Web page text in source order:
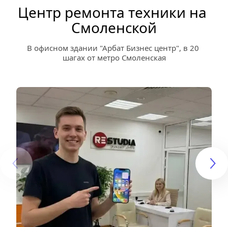
Центр ремонта техники на
Смоленской
В офисном здании "Арбат Бизнес центр", в 20
шагах от метро Смоленская